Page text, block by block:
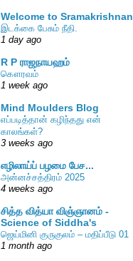
Welcome to Sramakrishnan
இடக்கை பேசும் நீதி.
1 day ago
R P ராஜநாயஹம்
கௌரவம்
1 week ago
Mind Moulders Blog
எப்படித்தான் கழிந்தது என்
காலங்கள்?
3 weeks ago
எழிலாய்ப் பழமை பேச...
அன்னச்சத்திரம் 2025
4 weeks ago
சித்த வித்யா விஞ்ஞானம் -
Science of Siddha's
ஜெய்மினி குருகுலம் – மதிப்பீடு 01
1 month ago